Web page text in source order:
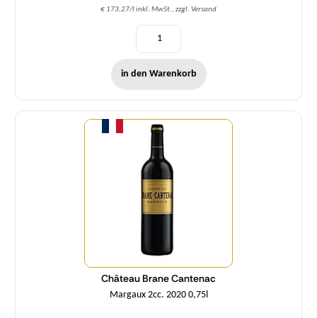
€ 173,27/l inkl. MwSt., zzgl. Versand
in den Warenkorb
Château Brane Cantenac
Margaux 2cc. 2020 0,75l
Menge